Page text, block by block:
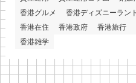
香港グルメ
香港ディズニーラン
香港在住
香港政府 香港旅行
香港雑学